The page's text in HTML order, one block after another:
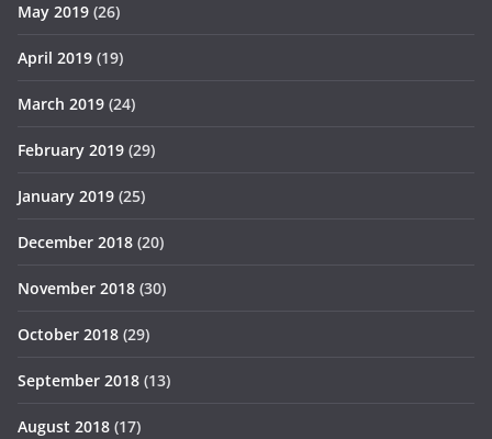
May 2019 (26)
April 2019 (19)
March 2019 (24)
February 2019 (29)
January 2019 (25)
December 2018 (20)
November 2018 (30)
October 2018 (29)
September 2018 (13)
August 2018 (17)